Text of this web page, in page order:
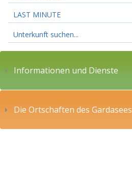
LAST MINUTE
Unterkunft suchen...
Informationen und Dienste
Die Ortschaften des Gardasees